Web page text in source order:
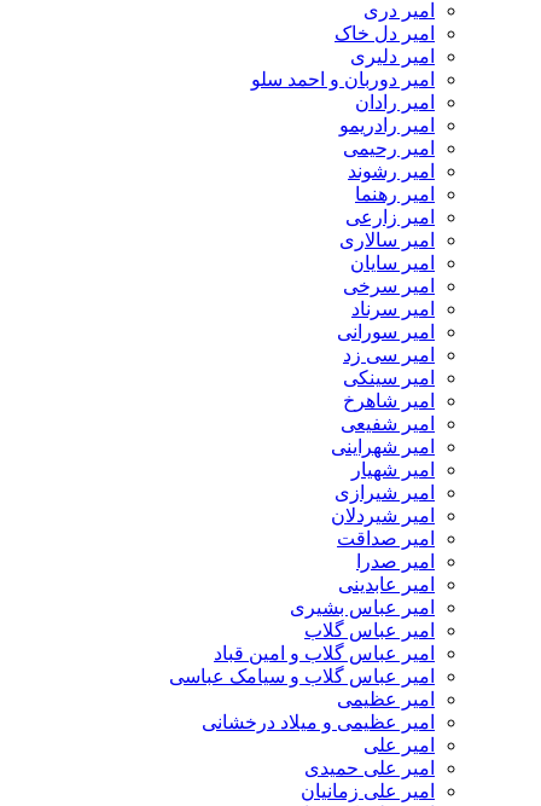
امیر دری
امیر دل خاک
امیر دلیری
امیر دوربان و احمد سلو
امیر رادان
امیر رادریمو
امیر رحیمی
امیر رشوند
امیر رهنما
امیر زارعی
امیر سالاری
امیر سایان
امیر سرخی
امیر سرناد
امیر سورانی
امیر سی زد
امیر سینکی
امیر شاهرخ
امیر شفیعی
امیر شهراینی
امیر شهیار
امیر شیرازی
امیر شیردلان
امیر صداقت
امیر صدرا
امیر عابدینی
امیر عباس بشیری
امیر عباس گلاب
امیر عباس گلاب و امین قباد
امیر عباس گلاب و سیامک عباسی
امیر عظیمی
امیر عظیمی و میلاد درخشانی
امیر علی
امیر علی حمیدی
امیر علی زمانیان